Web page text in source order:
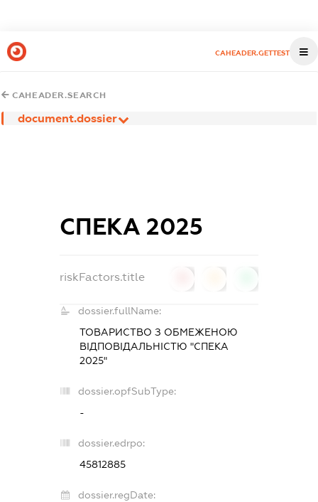
CAHEADER.GETTEST
CAHEADER.SEARCH
document.dossier
СПЕКА 2025
riskFactors.title
dossier.fullName:
ТОВАРИСТВО З ОБМЕЖЕНОЮ
ВІДПОВІДАЛЬНІСТЮ "СПЕКА
2025"
dossier.opfSubType:
-
dossier.edrpo:
45812885
dossier.regDate: